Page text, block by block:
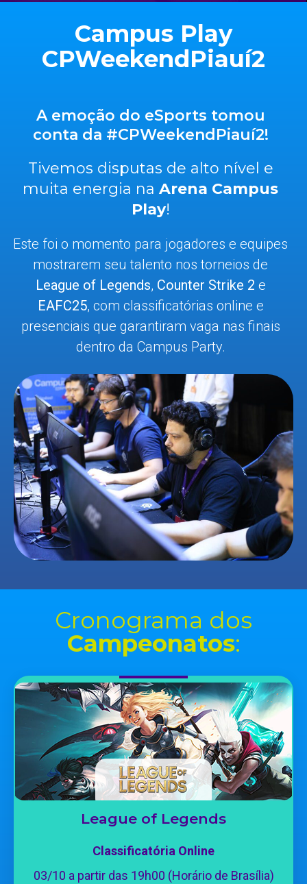
Campus Play
CPWeekendPiauí2
A emoção do eSports tomou
conta da #CPWeekendPiauí2!
Tivemos disputas de alto nível e
muita energia naArena Campus
Play!
Este foi o momento para jogadores e equipes
mostrarem seu talento nos torneios de
League of Legends, Counter Strike 2 e
EAFC25, com classificatórias online e
presenciais que garantiram vaga nas finais
dentro da Campus Party.
Cronograma dos
Campeonatos:
League of Legends
Classificatória Online
03/10 a partir das 19h00 (Horário de Brasília)